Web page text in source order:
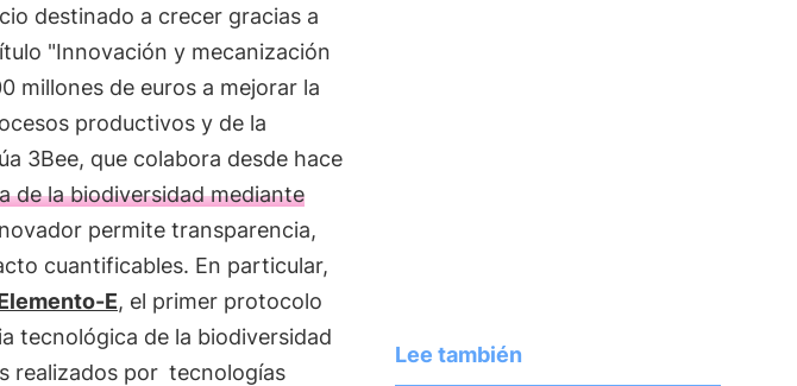
destinado a crecer gracias a
"Innovación y mecanización
millones de euros a mejorar la
productivos y de la
3Bee, que colabora desde hace
de la biodiversidad mediante
permite transparencia,
cuantificables. En particular,
E, el primer protocolo
tecnológica de la biodiversidad
realizados por tecnologías
Lee también